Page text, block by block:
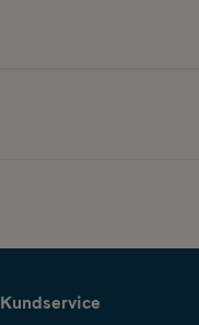
Kundservice